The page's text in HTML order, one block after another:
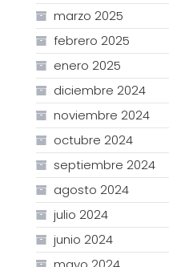
marzo 2025
febrero 2025
enero 2025
diciembre 2024
noviembre 2024
octubre 2024
septiembre 2024
agosto 2024
julio 2024
junio 2024